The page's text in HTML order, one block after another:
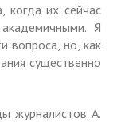
когда их сейчас
Я
вопроса, но, как
существенно
журналистов А.